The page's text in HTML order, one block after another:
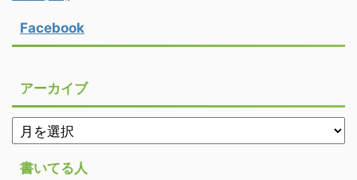
Facebook
アーカイブ
書いてる人